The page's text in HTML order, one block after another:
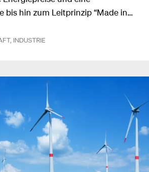
bis hin zum Leitprinzip “Made in
, INDUSTRIE